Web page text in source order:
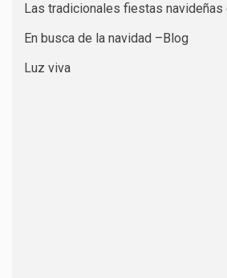
Las tradicionales fiestas navideñas
En busca de la navidad –Blog
Luz viva